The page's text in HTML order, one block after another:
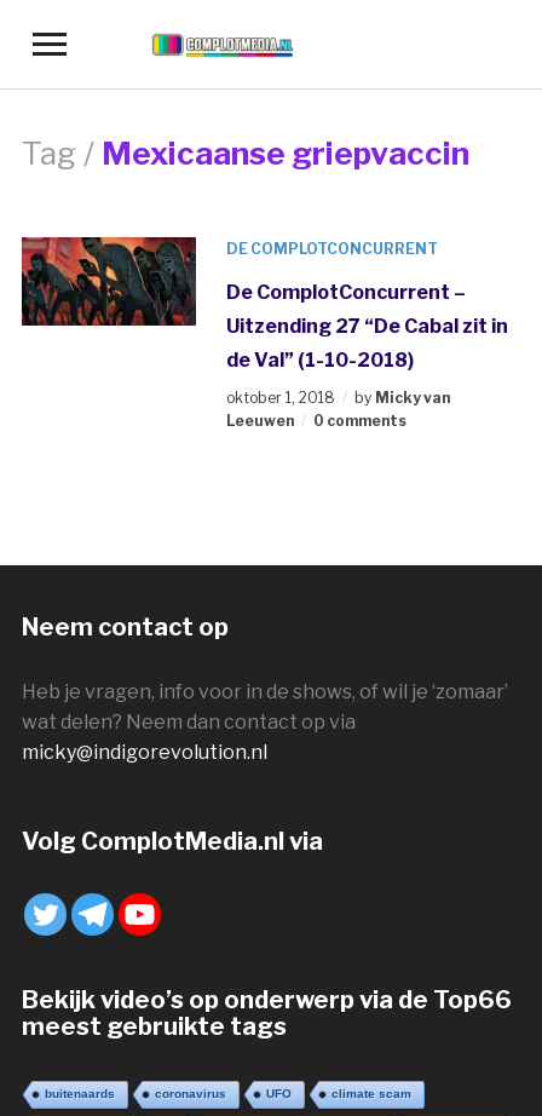
Toggle
navigation
Tag / Mexicaanse griepvaccin
DE COMPLOTCONCURRENT
De ComplotConcurrent –
Uitzending 27 “De Cabal zit in
de Val” (1-10-2018)
oktober 1, 2018 by Micky van
Leeuwen
0 comments
Neem contact op
Heb je vragen, info voor in de shows, of wil je ‘zomaar’
wat delen? Neem dan contact op via
micky@indigorevolution.nl
Volg ComplotMedia.nl via
Bekijk video’s op onderwerp via de Top66
meest gebruikte tags
buitenaards coronavirus UFO climate scam